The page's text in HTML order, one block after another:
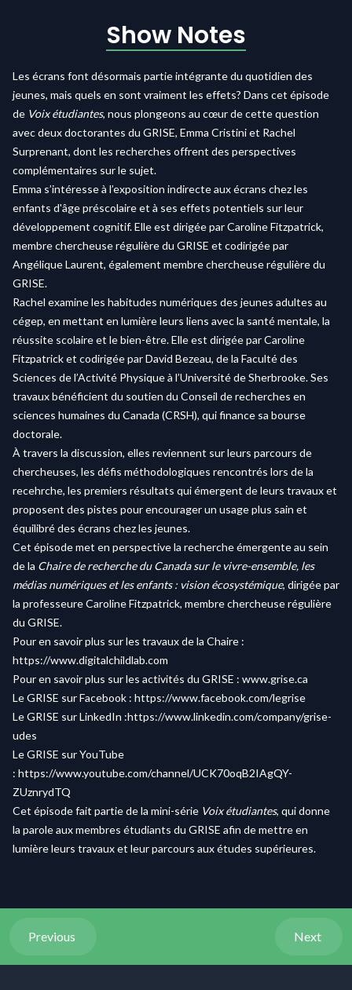
Show Notes
Les écrans font désormais partie intégrante du quotidien des
jeunes, mais quels en sont vraiment les effets? Dans cet épisode
de Voix étudiantes, nous plongeons au cœur de cette question
avec deux doctorantes du GRISE, Emma Cristini et Rachel
Surprenant, dont les recherches offrent des perspectives
complémentaires sur le sujet.
Emma s’intéresse à l’exposition indirecte aux écrans chez les
enfants d'âge préscolaire et à ses effets potentiels sur leur
développement cognitif. Elle est dirigée par Caroline Fitzpatrick,
membre chercheuse régulière du GRISE et codirigée par
Angélique Laurent, également membre chercheuse régulière du
GRISE.
Rachel examine les habitudes numériques des jeunes adultes au
cégep, en mettant en lumière leurs liens avec la santé mentale, la
réussite scolaire et le bien-être. Elle est dirigée par Caroline
Fitzpatrick et codirigée par David Bezeau, de la Faculté des
Sciences de l’Activité Physique à l’Université de Sherbrooke. Ses
travaux bénéficient du soutien du Conseil de recherches en
sciences humaines du Canada (CRSH), qui finance sa bourse
doctorale.
À travers la discussion, elles reviennent sur leurs parcours de
chercheuses, les défis méthodologiques rencontrés lors de la
recehrche, les premiers résultats qui émergent de leurs travaux et
proposent des pistes pour encourager un usage plus sain et
équilibré des écrans chez les jeunes.
Cet épisode met en perspective la recherche émergente au sein
de la Chaire de recherche du Canada sur le vivre-ensemble, les
médias numériques et les enfants : vision écosystémique, dirigée par
la professeure Caroline Fitzpatrick, membre chercheuse régulière
du GRISE.
Pour en savoir plus sur les travaux de la Chaire :
https://www.digitalchildlab.com
Pour en savoir plus sur les activités du GRISE : www.grise.ca
Le GRISE sur Facebook : https://www.facebook.com/legrise
Le GRISE sur LinkedIn :https://www.linkedin.com/company/grise-
udes
Le GRISE sur YouTube
: https://www.youtube.com/channel/UCK70oqB2IAgQY-
ZUznrydTQ
Cet épisode fait partie de la mini-série Voix étudiantes, qui donne
la parole aux membres étudiants du GRISE afin de mettre en
lumière leurs travaux et leur parcours aux études supérieures.
Previous Next